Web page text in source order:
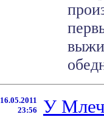
16.05.2011
23:56
У